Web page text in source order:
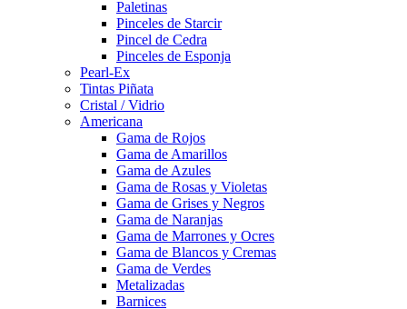
Paletinas
Pinceles de Starcir
Pincel de Cedra
Pinceles de Esponja
Pearl-Ex
Tintas Piñata
Cristal / Vidrio
Americana
Gama de Rojos
Gama de Amarillos
Gama de Azules
Gama de Rosas y Violetas
Gama de Grises y Negros
Gama de Naranjas
Gama de Marrones y Ocres
Gama de Blancos y Cremas
Gama de Verdes
Metalizadas
Barnices